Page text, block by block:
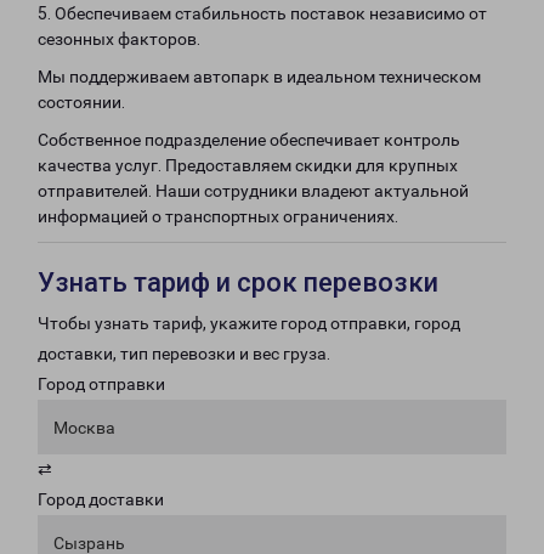
5. Обеспечиваем стабильность поставок независимо от
сезонных факторов.
Мы поддерживаем автопарк в идеальном техническом
состоянии.
Собственное подразделение обеспечивает контроль
качества услуг. Предоставляем скидки для крупных
отправителей. Наши сотрудники владеют актуальной
информацией о транспортных ограничениях.
Узнать тариф и срок перевозки
Чтобы узнать тариф, укажите город отправки, город
доставки, тип перевозки и вес груза.
Город отправки
Москва
⇄
Город доставки
Сызрань